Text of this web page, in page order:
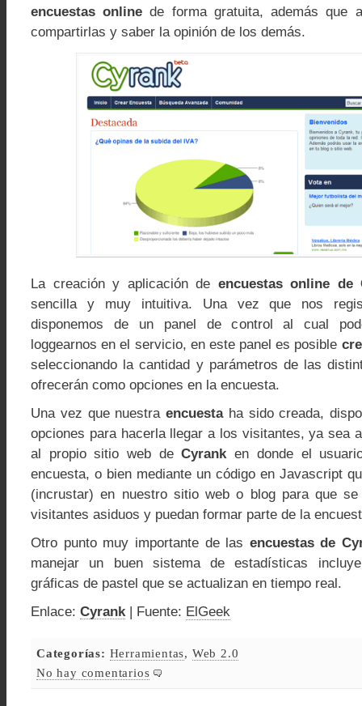
encuestas online de forma gratuita, además que
compartirlas y saber la opinión de los demás.
La creación y aplicación de encuestas online de
sencilla y muy intuitiva. Una vez que nos
disponemos de un panel de control al cual
loggearnos en el servicio, en este panel es posible
seleccionando la cantidad y parámetros de las
ofrecerán como opciones en la encuesta.
Una vez que nuestra encuestaha sido creada,
opciones para hacerla llegar a los visitantes, ya sea
al propio sitio web deCyranken donde el
encuesta, o bien mediante un código en Javascript
(incrustar) en nuestro sitio web o blog para que
visitantes asiduos y puedan formar parte de la
Otro punto muy importante de las encuestas de
manejar un buen sistema de estadísticas
gráficas de pastel que se actualizan en tiempo real.
Enlace: Cyrank| Fuente: ElGeek
Categorías: Herramientas, Web 2.0
No hay comentarios